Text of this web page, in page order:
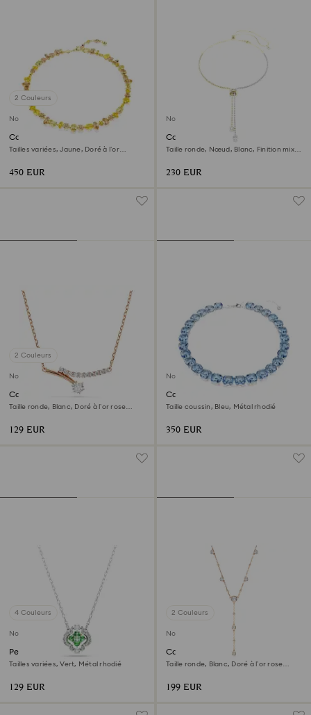
2 Couleurs
Nouveau
Collier Gema
Tailles variées, Jaune, Doré à l’or
450 EUR
Nouveau
Collier en Y Hyperbola
Taille ronde, Nœud, Blanc, Finition mix
230 EUR
2 Couleurs
Nouveau
Collier Matrix
Taille ronde, Blanc, Doré à l’or rose
129 EUR
Nouveau
Collier Millenia
Taille coussin, Bleu, Métal rhodié
350 EUR
4 Couleurs
Nouveau
Pendentif Una Angelic
Tailles variées, Vert, Métal rhodié
129 EUR
2 Couleurs
Nouveau
Collier en Y Imber
Taille ronde, Blanc, Doré à l’or rose
199 EUR